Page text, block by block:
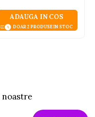
ADAUGA IN COS
DOAR 2 PRODUSE IN STOC